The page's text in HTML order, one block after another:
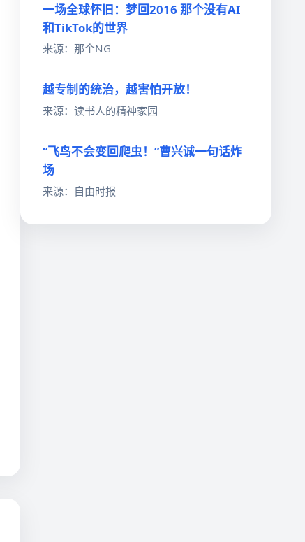
一场全球怀旧：梦回2016 那个没有AI
和TikTok的世界
来源：那个NG
越专制的统治，越害怕开放！
来源：读书人的精神家园
“飞鸟不会变回爬虫！”曹兴诚一句话炸
场
来源：自由时报